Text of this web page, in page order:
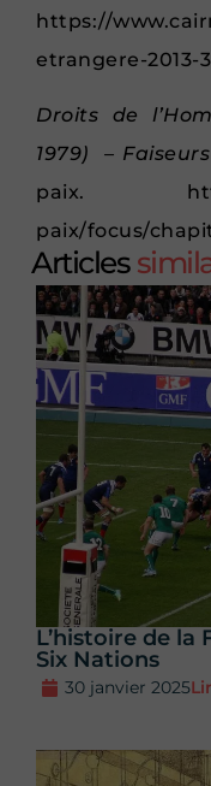
https://
etrangere-2013-
Droits de
1979) –
paix. https://
paix/focus/
Articles
L’histoire de la
Six Nations
30 janvier 2025